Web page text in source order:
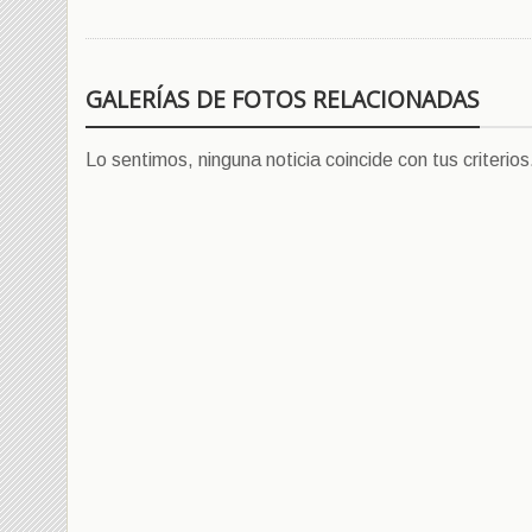
GALERÍAS DE FOTOS RELACIONADAS
Lo sentimos, ninguna noticia coincide con tus